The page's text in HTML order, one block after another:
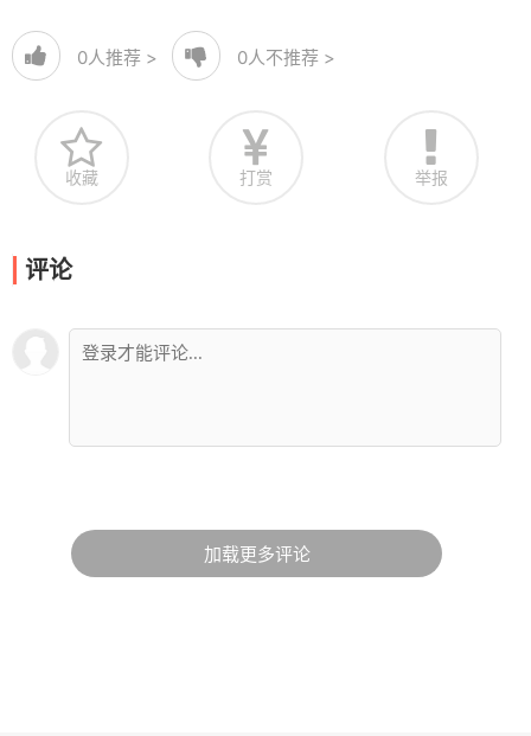
0人推荐 > 0人不推荐 >
收藏 打赏 举报
评论
加载更多评论